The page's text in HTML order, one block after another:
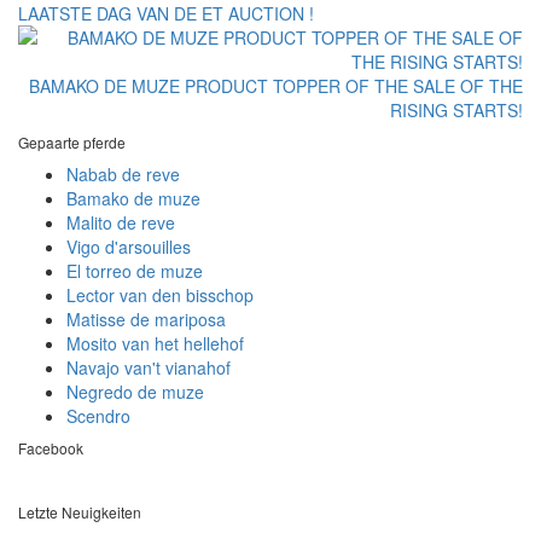
LAATSTE DAG VAN DE ET AUCTION !
BAMAKO DE MUZE PRODUCT TOPPER OF THE SALE OF THE
RISING STARTS!
Gepaarte pferde
Nabab de reve
Bamako de muze
Malito de reve
Vigo d'arsouilles
El torreo de muze
Lector van den bisschop
Matisse de mariposa
Mosito van het hellehof
Navajo van't vianahof
Negredo de muze
Scendro
Facebook
Letzte Neuigkeiten